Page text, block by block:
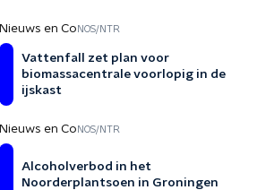
Nieuws en Co NOS/NTR
Vattenfall zet plan voor
biomassacentrale voorlopig in de
ijskast
Nieuws en Co NOS/NTR
Alcoholverbod in het
Noorderplantsoen in Groningen